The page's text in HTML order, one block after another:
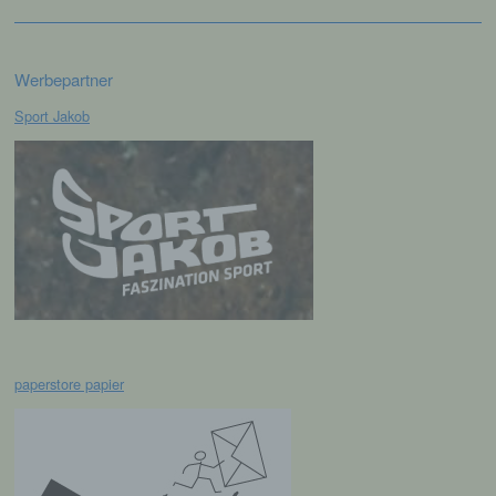
Werbepartner
Sport Jakob
paperstore papier
Cookies jederzeit über einen Internetbrowser oder
Deaktiviert die betroffene Person die Setzung von
Cookies in dem genutzten Internetbrowser, sind
Internetseite vollumfänglich nutzbar.
Erfassung von allgemeinen Daten und
Informationen
Die Internetseite erfasst mit jedem Aufruf der
Internetseite durch eine betroffene Person oder ein
werden können die (1) verwendeten Browsertypen
verwendete Betriebssystem, (3) die Internetseite,
von welcher ein zugreifendes System auf unsere
Internetseite gelangt (sogenannte Referrer), (4) die
Unterwebseiten, welche über ein zugreifendes